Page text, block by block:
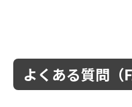
よくある質問（